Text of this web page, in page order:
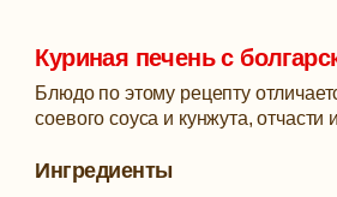
Куриная печень с
Блюдо по этому рецепту
соевого соуса и кунжута,
Ингредиенты